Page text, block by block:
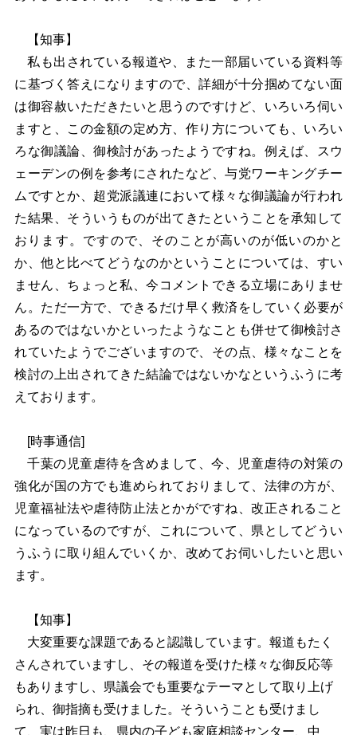
【知事】
私も出されている報道や、また一部届いている資料等
に基づく答えになりますので、詳細が十分掴めてない面
は御容赦いただきたいと思うのですけど、いろいろ伺い
ますと、この金額の定め方、作り方についても、いろい
ろな御議論、御検討があったようですね。例えば、スウ
ェーデンの例を参考にされたなど、与党ワーキングチー
ムですとか、超党派議連において様々な御議論が行われ
た結果、そういうものが出てきたということを承知して
おります。ですので、そのことが高いのが低いのかと
か、他と比べてどうなのかということについては、すい
ません、ちょっと私、今コメントできる立場にありませ
ん。ただ一方で、できるだけ早く救済をしていく必要が
あるのではないかといったようなことも併せて御検討さ
れていたようでございますので、その点、様々なことを
検討の上出されてきた結論ではないかなというふうに考
えております。
[時事通信]
千葉の児童虐待を含めまして、今、児童虐待の対策の
強化が国の方でも進められておりまして、法律の方が、
児童福祉法や虐待防止法とかがですね、改正されること
になっているのですが、これについて、県としてどうい
うふうに取り組んでいくか、改めてお伺いしたいと思い
ます。
【知事】
大変重要な課題であると認識しています。報道もたく
さんされていますし、その報道を受けた様々な御反応等
もありますし、県議会でも重要なテーマとして取り上げ
られ、御指摘も受けました。そういうことも受けまし
て、実は昨日も、県内の子ども家庭相談センター、中